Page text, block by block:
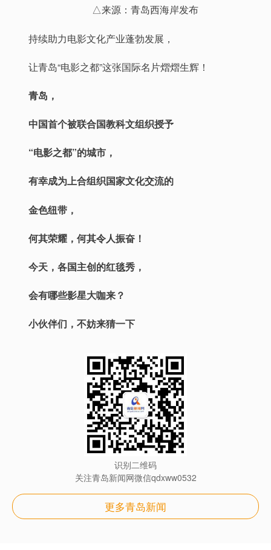
△来源：青岛西海岸发布
持续助力电影文化产业蓬勃发展，
让青岛“电影之都”这张国际名片熠熠生辉！
青岛，
中国首个被联合国教科文组织授予
“电影之都”的城市，
有幸成为上合组织国家文化交流的
金色纽带，
何其荣耀，何其令人振奋！
今天，各国主创的红毯秀，
会有哪些影星大咖来？
小伙伴们，不妨来猜一下
识别二维码
关注青岛新闻网微信qdxww0532
更多青岛新闻